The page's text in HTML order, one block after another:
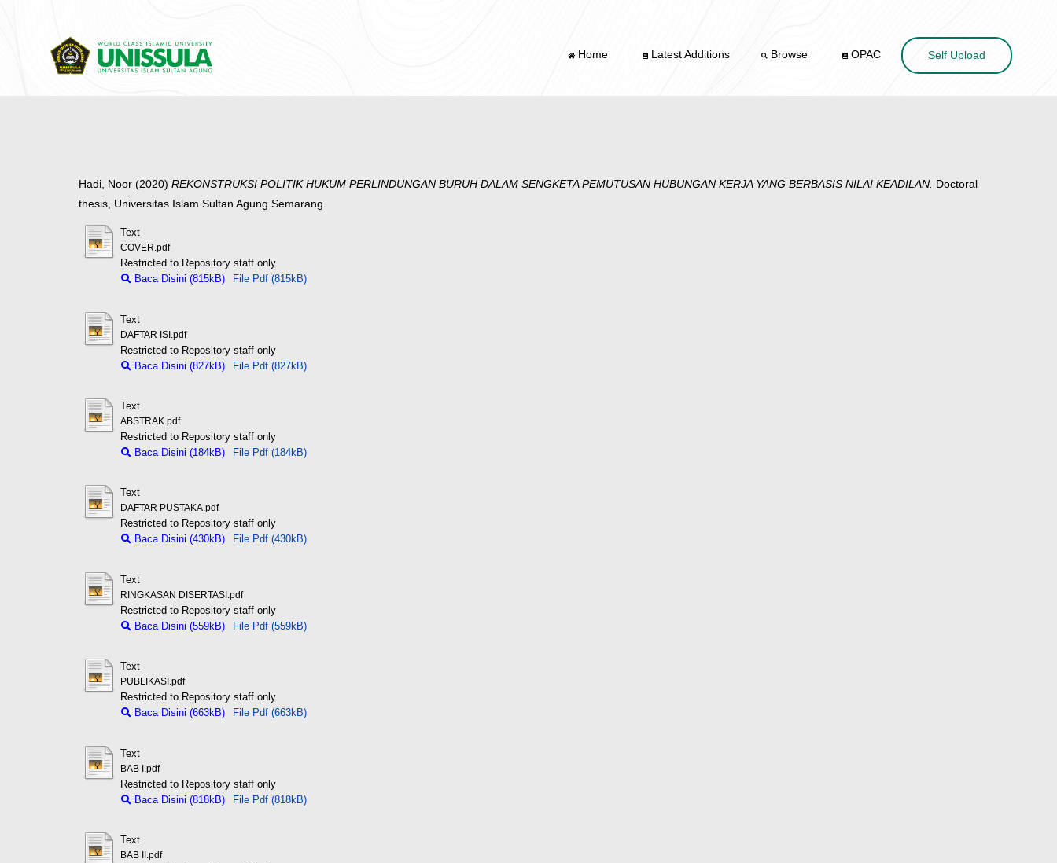
Home Latest Additions Browse OPAC Self Upload
Hadi, Noor (2020) REKONSTRUKSI POLITIK HUKUM PERLINDUNGAN BURUH DALAM SENGKETA PEMUTUSAN HUBUNGAN KERJA YANG BERBASIS NILAI KEADILAN. Doctoral
thesis, Universitas Islam Sultan Agung Semarang.
Text
COVER.pdf
Restricted to Repository staff only
Baca Disini (815kB)
File Pdf (815kB)
Text
DAFTAR ISI.pdf
Restricted to Repository staff only
Baca Disini (827kB)
File Pdf (827kB)
Text
ABSTRAK.pdf
Restricted to Repository staff only
Baca Disini (184kB)
File Pdf (184kB)
Text
DAFTAR PUSTAKA.pdf
Restricted to Repository staff only
Baca Disini (430kB)
File Pdf (430kB)
Text
RINGKASAN DISERTASI.pdf
Restricted to Repository staff only
Baca Disini (559kB)
File Pdf (559kB)
Text
PUBLIKASI.pdf
Restricted to Repository staff only
Baca Disini (663kB)
File Pdf (663kB)
Text
BAB I.pdf
Restricted to Repository staff only
Baca Disini (818kB)
File Pdf (818kB)
Text
BAB II.pdf